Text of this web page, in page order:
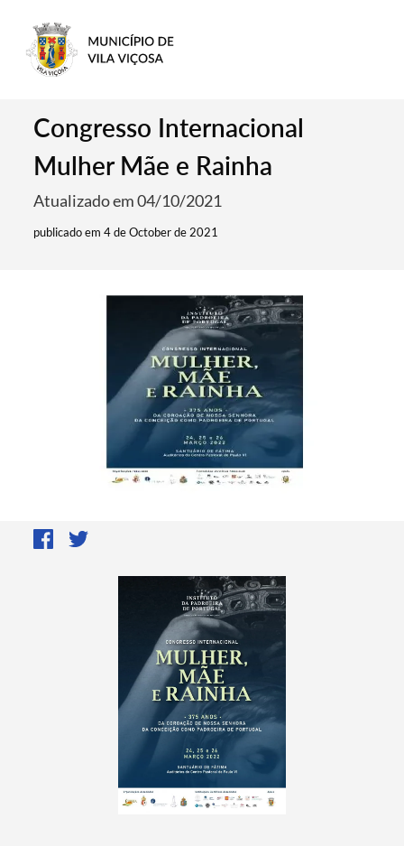
Congresso Internacional
Mulher Mãe e Rainha
Atualizado em 04/10/2021
publicado em 4 de October de 2021